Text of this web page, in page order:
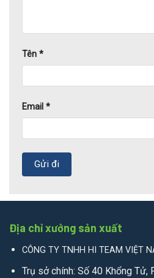
Tên *
Email *
Địa chỉ xưởng sản xuất
CÔNG TY TNHH HI TEAM VIỆT
Trụ sở chính: Số 40 Khổng Tử,